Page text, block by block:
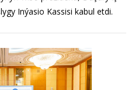
In­ýa­sio Kas­si­si ka­bul et­di.